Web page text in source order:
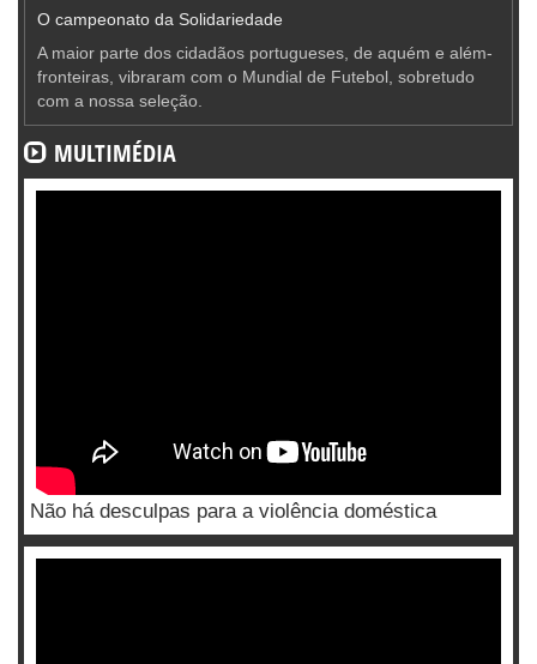
O campeonato da Solidariedade
A maior parte dos cidadãos portugueses, de aquém e além-
fronteiras, vibraram com o Mundial de Futebol, sobretudo
com a nossa seleção.
MULTIMÉDIA
Não há desculpas para a violência doméstica